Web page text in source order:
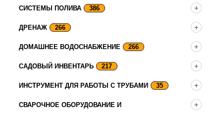
СИСТЕМЫ ПОЛИВА 386
ДРЕНАЖ 266
ДОМАШНЕЕ ВОДОСНАБЖЕНИЕ 266
САДОВЫЙ ИНВЕНТАРЬ 217
ИНСТРУМЕНТ ДЛЯ РАБОТЫ С ТРУБАМИ 35
СВАРОЧНОЕ ОБОРУДОВАНИЕ И